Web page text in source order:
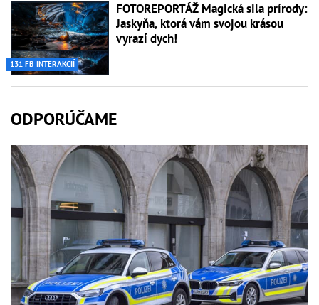
131 FB INTERAKCIÍ
FOTOREPORTÁŽ Magická sila prírody:
Jaskyňa, ktorá vám svojou krásou
vyrazí dych!
ODPORÚČAME